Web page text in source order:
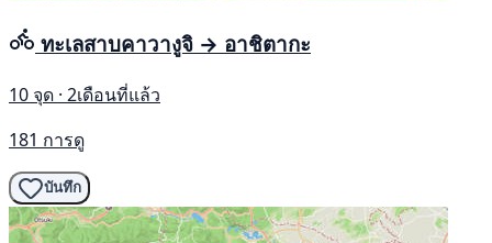
ทะเลสาบคาวางูจิ → อาชิตากะ
10 จุด · 2เดือนที่แล้ว
181 การดู
บันทึก